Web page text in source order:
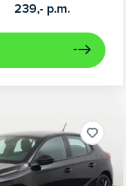
239,- p.m.